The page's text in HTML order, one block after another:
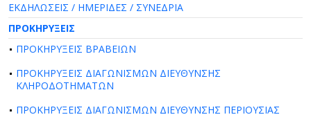
ΕΚΔΗΛΩΣΕΙΣ / ΗΜΕΡΙΔΕΣ / ΣΥΝΕΔΡΙΑ
ΠΡΟΚΗΡΥΞΕΙΣ
ΠΡΟΚΗΡΥΞΕΙΣ ΒΡΑΒΕΙΩΝ
ΠΡΟΚΗΡΥΞΕΙΣ ΔΙΑΓΩΝΙΣΜΩΝ ΔΙΕΥΘΥΝΣΗΣ
ΚΛΗΡΟΔΟΤΗΜΑΤΩΝ
ΠΡΟΚΗΡΥΞΕΙΣ ΔΙΑΓΩΝΙΣΜΩΝ ΔΙΕΥΘΥΝΣΗΣ ΠΕΡΙΟΥΣΙΑΣ